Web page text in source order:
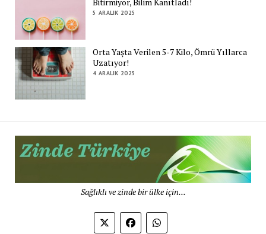
5 ARALIK 2025
Orta Yaşta Verilen 5-7 Kilo, Ömrü Yıllarca
Uzatıyor!
4 ARALIK 2025
Sağlıklı ve zinde bir ülke için...